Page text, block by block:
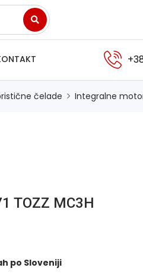
čelade Integralne
TOZZ MC3H
po Sloveniji